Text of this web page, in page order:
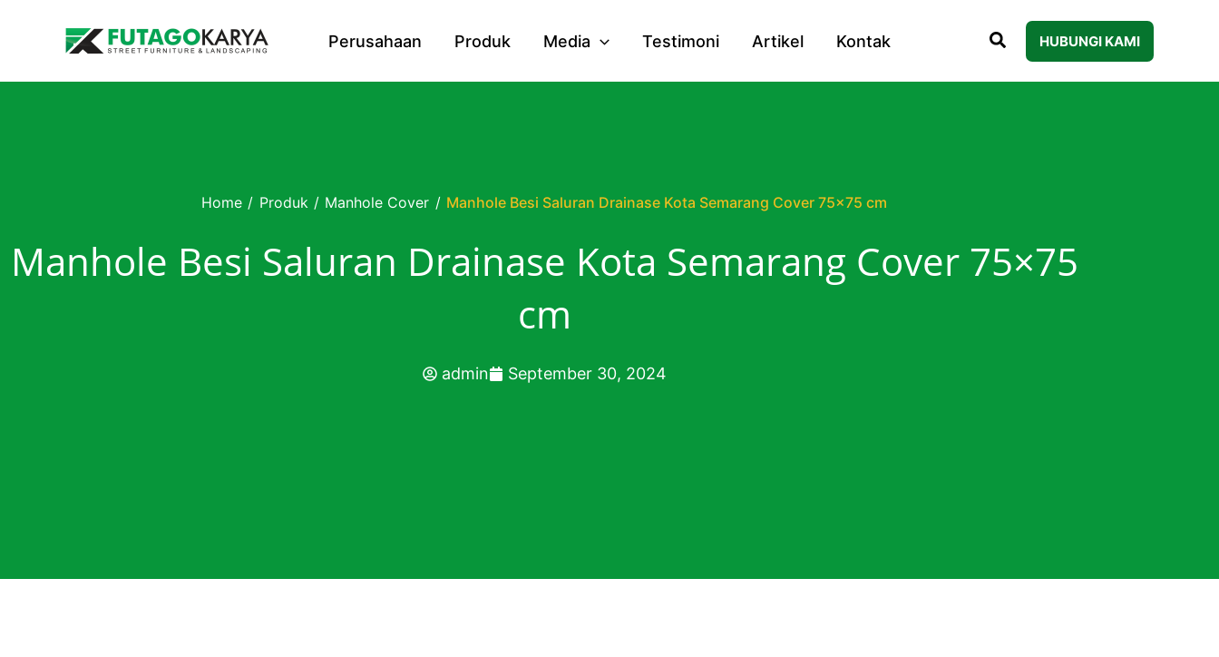
Perusahaan Produk Media Testimoni Artikel Kontak HUBUNGI KAMI
Home / Produk / Manhole Cover / Manhole Besi Saluran Drainase Kota Semarang Cover 75×75 cm
Manhole Besi Saluran Drainase Kota Semarang Cover 75×75
cm
admin September 30, 2024